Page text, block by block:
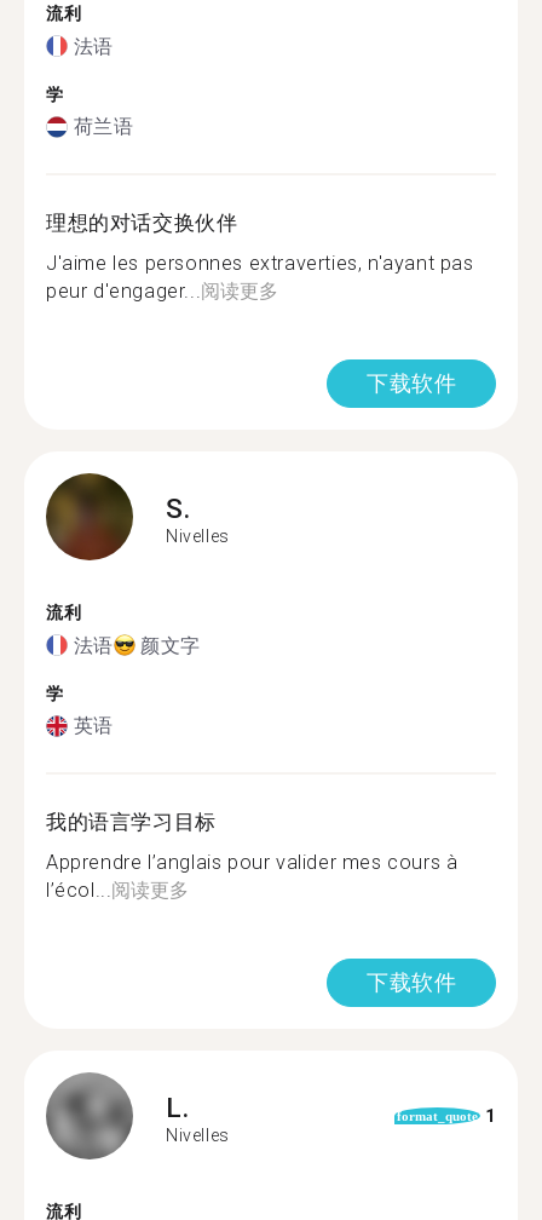
流利
法语
学
荷兰语
理想的对话交换伙伴
J'aime les personnes extraverties, n'ayant pas
peur d'engager...阅读更多
下载软件
S.
Nivelles
流利
法语 颜文字
学
英语
我的语言学习目标
Apprendre l’anglais pour valider mes cours à
l’écol...阅读更多
下载软件
L.
Nivelles
format_quote 1
流利